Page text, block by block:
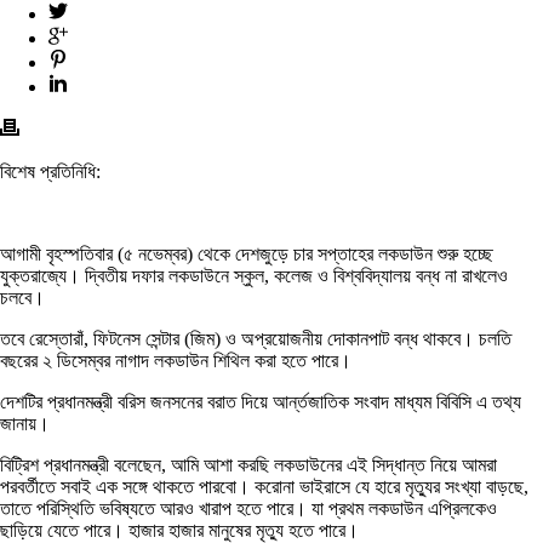
বিশেষ প্রতিনিধি:
আগামী বৃহস্পতিবার (৫ নভেম্বর) থেকে দেশজুড়ে চার সপ্তাহের লকডাউন শুরু হচ্ছে
যুক্তরাজ্যে। দ্বিতীয় দফার লকডাউনে স্কুল, কলেজ ও বিশ্ববিদ্যালয় বন্ধ না রাখলেও
চলবে।
তবে রেস্তোরাঁ, ফিটনেস সেন্টার (জিম) ও অপ্রয়োজনীয় দোকানপাট বন্ধ থাকবে। চলতি
বছরের ২ ডিসেম্বর নাগাদ লকডাউন শিথিল করা হতে পারে।
দেশটির প্রধানমন্ত্রী বরিস জনসনের বরাত দিয়ে আর্ন্তজাতিক সংবাদ মাধ্যম বিবিসি এ তথ্য
জানায়।
বিট্রিশ প্রধানমন্ত্রী বলেছেন, আমি আশা করছি লকডাউনের এই সিদ্ধান্ত নিয়ে আমরা
পরবর্তীতে সবাই এক সঙ্গে থাকতে পারবো। করোনা ভাইরাসে যে হারে মৃত্যুর সংখ্যা বাড়ছে,
তাতে পরিস্থিতি ভবিষ্যতে আরও খারাপ হতে পারে। যা প্রথম লকডাউন এপ্রিলকেও
ছাড়িয়ে যেতে পারে। হাজার হাজার মানুষের মৃত্যু হতে পারে।